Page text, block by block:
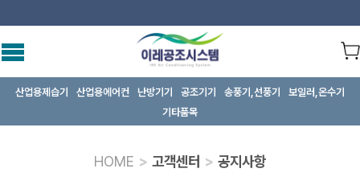
산업용제습기 산업용에어컨 난방기기 공조기기 송풍기,선풍기
보일러,온수기
기타품목
HOME > 고객센터 > 공지사항